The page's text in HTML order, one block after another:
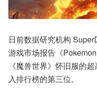
日前数据研究机构
游戏市场报告《
《魔兽世界》怀旧服的
入排行榜的第三位。